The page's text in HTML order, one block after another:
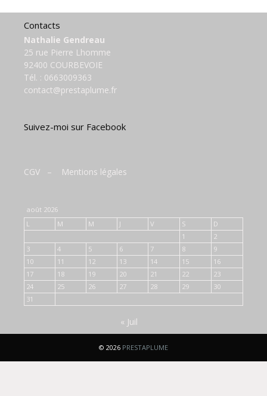
Contacts
Nathalie Gendreau
25 rue Pierre Lhomme
92400 COURBEVOIE
Tél. : 0663009363
contact@prestaplume.fr
Suivez-moi sur Facebook
CGV – Mentions légales
août 2026
L
M M J V S
D
1
2
3
4 5 6 7 8
9
10
11 12 13 14 15
16
17
18 19 20 21 22
23
24
25 26 27 28 29
30
31
« Juil
© 2026 PRESTAPLUME